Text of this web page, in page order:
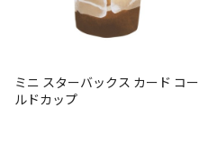
ミニ スターバックス カード コー
ルドカップ